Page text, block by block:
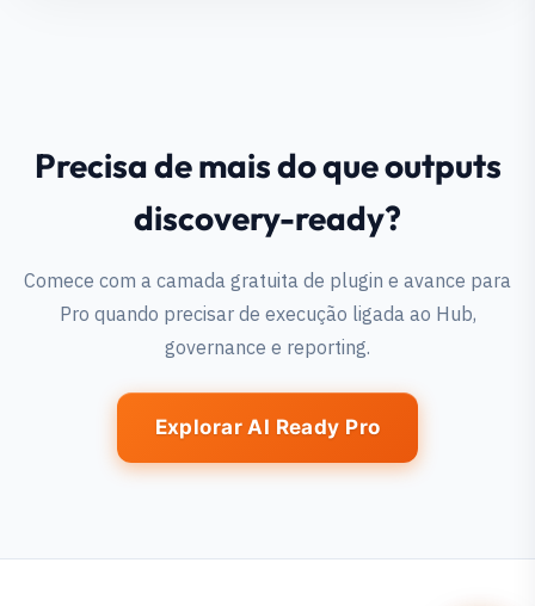
Precisa de mais do que outputs
discovery-ready?
Comece com a camada gratuita de plugin e avance para
Pro quando precisar de execução ligada ao Hub,
governance e reporting.
Explorar AI Ready Pro